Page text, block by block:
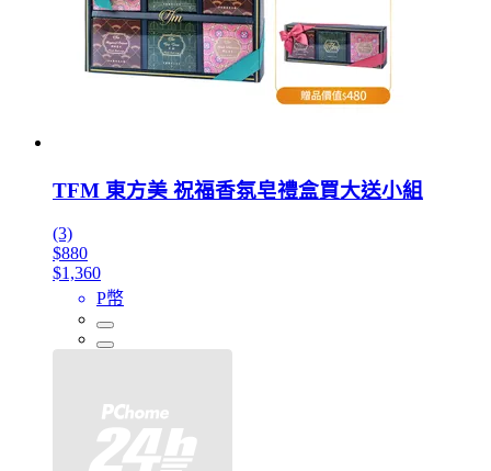
TFM 東方美 祝福香氛皂禮盒買大送小組
(3)
$880
$1,360
P幣